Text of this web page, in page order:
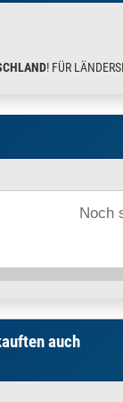
EASY - 3 x Bohrung
EASY - 3 x Bohrung
EASY - 4 x Bohrung
EASY - 5 x Bohrung
! FÜR
Noch
auch